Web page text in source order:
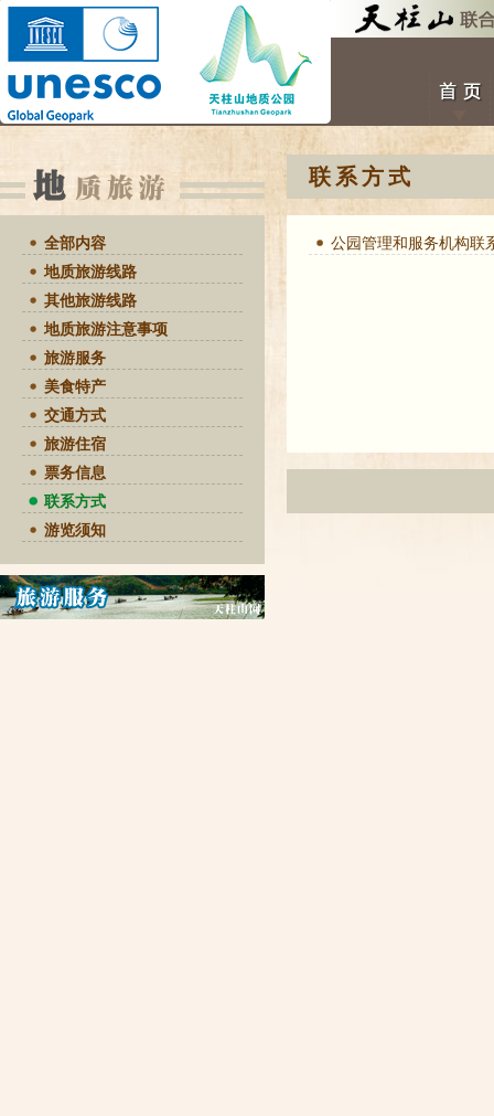
全部内容
地质旅游线路
其他旅游线路
地质旅游注意事项
旅游服务
美食特产
交通方式
旅游住宿
票务信息
联系方式
游览须知
联系方式
公园管理和服务机构联